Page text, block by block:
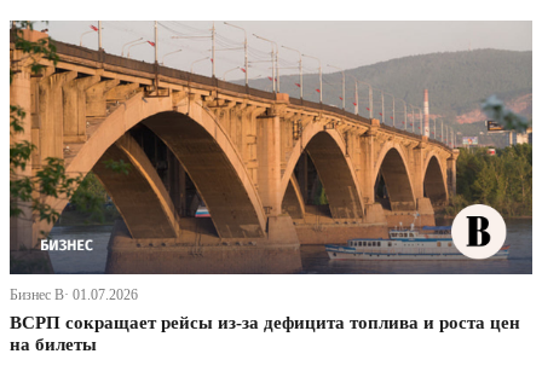
Бизнес В· 01.07.2026
ВСРП сокращает рейсы из-за дефицита топлива и роста цен
на билеты